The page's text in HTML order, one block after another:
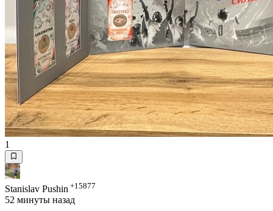
1
Stanislav Pushin +15877
52 минуты назад